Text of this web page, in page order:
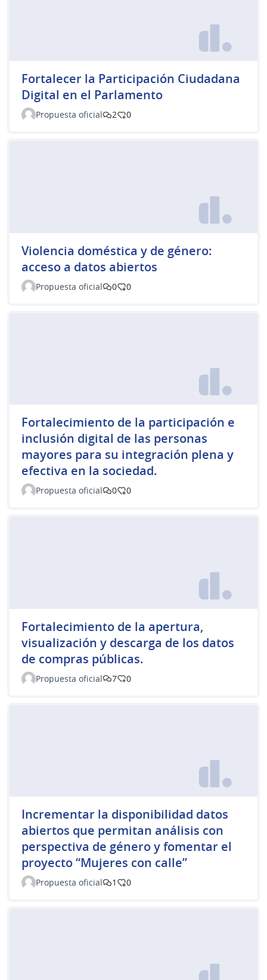
Fortalecer la Participación Ciudadana
Digital en el Parlamento
Propuesta oficial 2 0
Violencia doméstica y de género:
acceso a datos abiertos
Propuesta oficial 0 0
Fortalecimiento de la participación e
inclusión digital de las personas
mayores para su integración plena y
efectiva en la sociedad.
Propuesta oficial 0 0
Fortalecimiento de la apertura,
visualización y descarga de los datos
de compras públicas.
Propuesta oficial 7 0
Incrementar la disponibilidad datos
abiertos que permitan análisis con
perspectiva de género y fomentar el
proyecto “Mujeres con calle”
Propuesta oficial 1 0